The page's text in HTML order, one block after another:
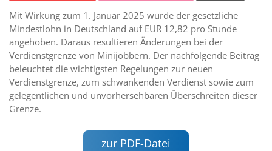
Mit Wirkung zum 1. Januar 2025 wurde der gesetzliche
Mindestlohn in Deutschland auf EUR 12,82 pro Stunde
angehoben. Daraus resultieren Änderungen bei der
Verdienstgrenze von Minijobbern. Der nachfolgende Beitrag
beleuchtet die wichtigsten Regelungen zur neuen
Verdienstgrenze, zum schwankenden Verdienst sowie zum
gelegentlichen und unvorhersehbaren Überschreiten dieser
Grenze.
zur PDF-Datei